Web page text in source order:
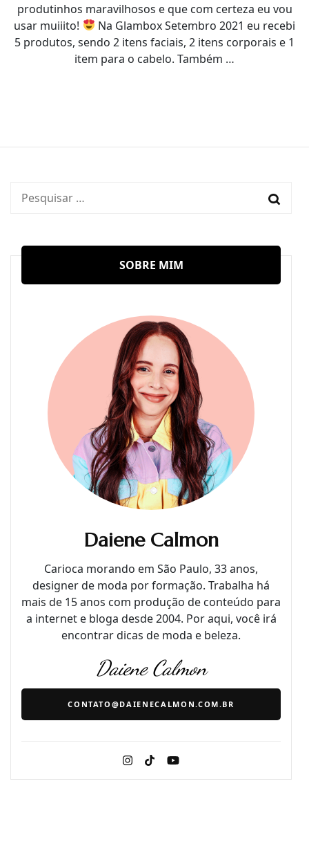
produtinhos maravilhosos e que com certeza eu vou
usar muiiito!
Na Glambox Setembro 2021 eu recebi
5 produtos, sendo 2 itens faciais, 2 itens corporais e 1
item para o cabelo. Também …
Pesquisar
SOBRE MIM
Daiene Calmon
Carioca morando em São Paulo, 33 anos,
designer de moda por formação. Trabalha há
mais de 15 anos com produção de conteúdo para
a internet e bloga desde 2004. Por aqui, você irá
encontrar dicas de moda e beleza.
Daiene Calmon
CONTATO@DAIENECALMON.COM.BR